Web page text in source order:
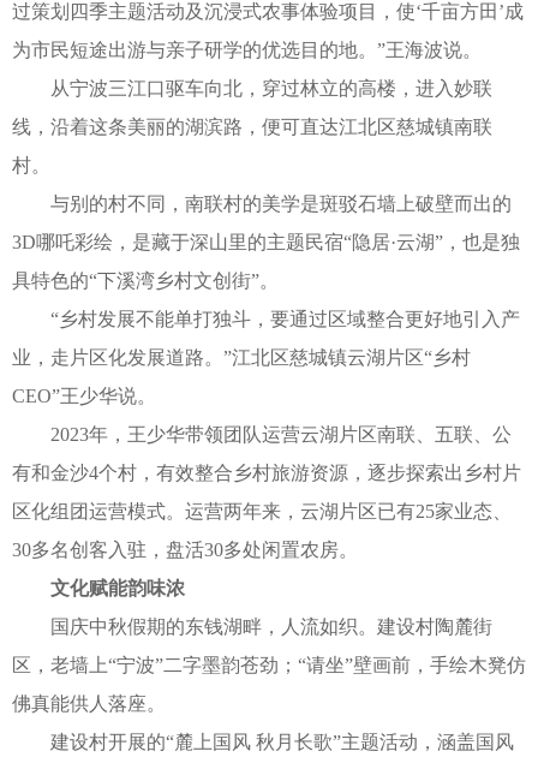
过策划四季主题活动及沉浸式农事体验项目，使‘千亩方田’成
为市民短途出游与亲子研学的优选目的地。”王海波说。
从宁波三江口驱车向北，穿过林立的高楼，进入妙联
线，沿着这条美丽的湖滨路，便可直达江北区慈城镇南联
村。
与别的村不同，南联村的美学是斑驳石墙上破壁而出的
3D哪吒彩绘，是藏于深山里的主题民宿“隐居·云湖”，也是独
具特色的“下溪湾乡村文创街”。
“乡村发展不能单打独斗，要通过区域整合更好地引入产
业，走片区化发展道路。”江北区慈城镇云湖片区“乡村
CEO”王少华说。
2023年，王少华带领团队运营云湖片区南联、五联、公
有和金沙4个村，有效整合乡村旅游资源，逐步探索出乡村片
区化组团运营模式。运营两年来，云湖片区已有25家业态、
30多名创客入驻，盘活30多处闲置农房。
文化赋能韵味浓
国庆中秋假期的东钱湖畔，人流如织。建设村陶麓街
区，老墙上“宁波”二字墨韵苍劲；“请坐”壁画前，手绘木凳仿
佛真能供人落座。
建设村开展的“麓上国风 秋月长歌”主题活动，涵盖国风